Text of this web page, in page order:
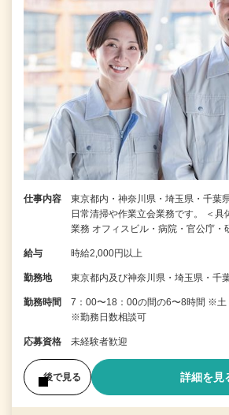
仕事内容
東京都内・神奈川県・埼玉県・千葉
日常清掃や作業立会業務です。 ＜具
業務 オフィスビル・病院・官公庁・
給与 時給2,000円以上
勤務地 東京都内及び神奈川県・埼玉県・千
勤務時間
7：00〜18：00の間の6〜8時間 ※土
※勤務日数相談可
応募資格 未経験者歓迎
後で見る 詳細を見